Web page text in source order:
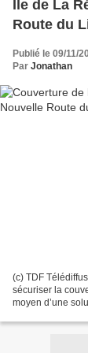
Île de La
Route du
Publié le 09/11/
Par Jonathan
(c) TDF
sécuriser la
moyen d’une